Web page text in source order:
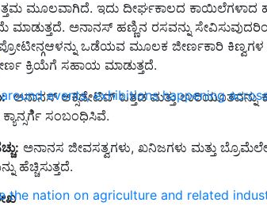
events, exhibitions happening
the nation on agriculture and related
ಮೂಲವಾಗಿದೆ. ಇದು ದೀರ್ಘಕಾಲದ ಕಾಯಿಲೆಗಳಾದ
ಮಾಡುತ್ತದೆ. ಅನಾನಸ್ ಹಣ್ಣಿನ ರಸವನ್ನು
ಒಡೆಯವ ಮೂಲಕ ಜೀರ್ಣಕಾರಿ ಕಿಣ್ವಗಳ
ಕ್ರಿಯೆಗೆ ಸಹಾಯ ಮಾಡುತ್ತದೆ.
ಅನಾನಸ್ ಆಕ್ಸಿಡೇಟಿವ್ ಒತ್ತಡ ಮತ್ತು ಉರಿಯೂತವನ್ನು
ಸಂಬಂಧಿಸಿವೆ.
ಅನಾನಸ ಜೀವಸತ್ವಗಳು, ಖನಿಜಗಳು ಮತ್ತು
ಹೆಚ್ಚಿಸುತ್ತದೆ.